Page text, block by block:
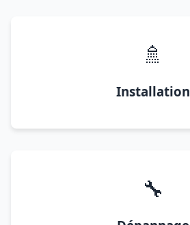
🚿
Installation
🔧